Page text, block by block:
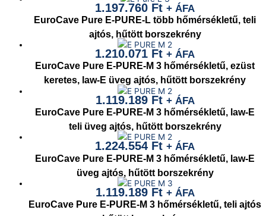
1.197.760 Ft + ÁFA
EuroCave Pure E-PURE-L több hőmérsékletű, teli
ajtós, hűtött borszekrény
1.210.071 Ft + ÁFA
EuroCave Pure E-PURE-M 3 hőmérsékletű, ezüst
keretes, law-E üveg ajtós, hűtött borszekrény
1.119.189 Ft + ÁFA
EuroCave Pure E-PURE-M 3 hőmérsékletű, law-E
teli üveg ajtós, hűtött borszekrény
1.224.554 Ft + ÁFA
EuroCave Pure E-PURE-M 3 hőmérsékletű, law-E
üveg ajtós, hűtött borszekrény
1.119.189 Ft + ÁFA
EuroCave Pure E-PURE-M 3 hőmérsékletű, teli ajtós